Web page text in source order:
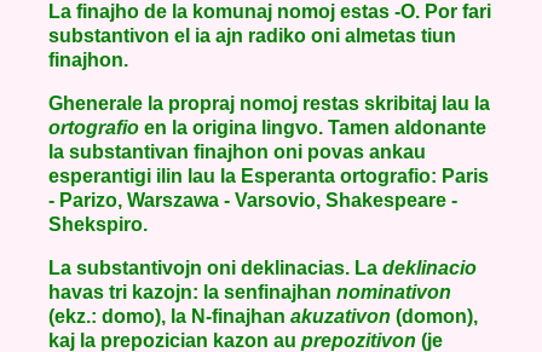
La finajho de la komunaj nomoj estas -O. Por fari
substantivon el ia ajn radiko oni almetas tiun
finajhon.
Ghenerale la propraj nomoj restas skribitaj lau la
ortografio en la origina lingvo. Tamen aldonante
la substantivan finajhon oni povas ankau
esperantigi ilin lau la Esperanta ortografio: Paris
- Parizo, Warszawa - Varsovio, Shakespeare -
Shekspiro.
La substantivojn oni deklinacias. La deklinacio
havas tri kazojn: la senfinajhan nominativon
(ekz.: domo), la N-finajhan akuzativon (domon),
kaj la prepozician kazon au prepozitivon (je